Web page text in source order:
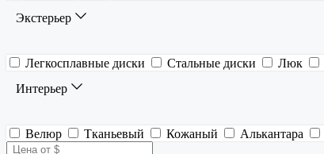
Экстерьер
Легкосплавные диски Стальные диски Люк
Интерьер
Велюр Тканьевый Кожаный Алькантара